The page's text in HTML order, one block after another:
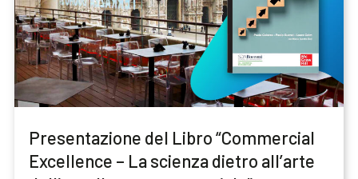
Presentazione del Libro “Commercial
Excellence – La scienza dietro all’arte